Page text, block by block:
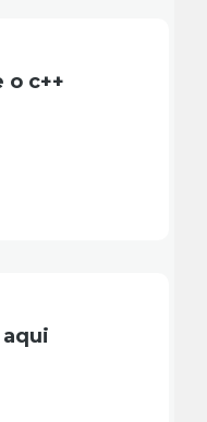
o c++